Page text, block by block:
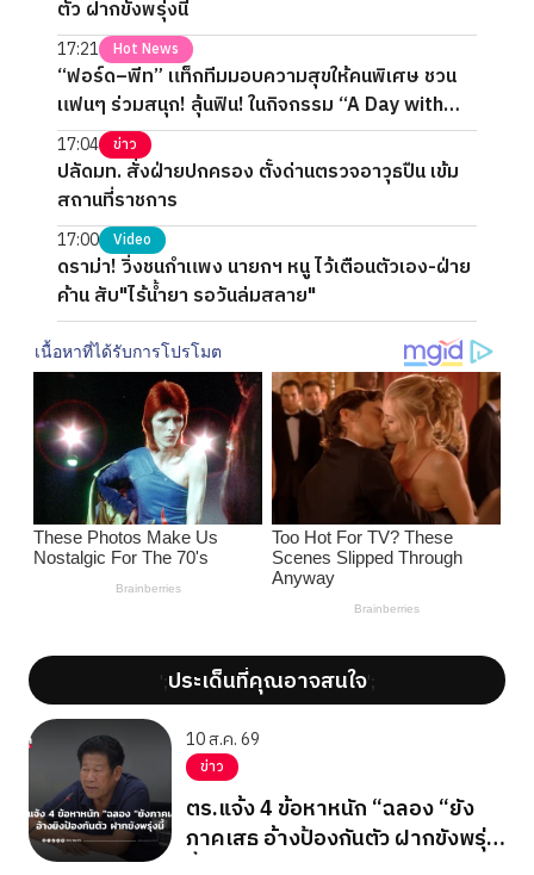
ตัว ฝากขังพรุ่งนี้
17:21 Hot News
“ฟอร์ด–พีท” แท็กทีมมอบความสุขให้คนพิเศษ ชวน
แฟนๆ ร่วมสนุก! ลุ้นฟิน! ในกิจกรรม “A Day with
FORTPEAT Exclusive Fan Meet”
17:04 ข่าว
ปลัดมท. สั่งฝ่ายปกครอง ตั้งด่านตรวจอาวุธปืน เข้ม
สถานที่ราชการ
17:00 Video
ดราม่า! วิ่งชนกำแพง นายกฯ หนู ไว้เตือนตัวเอง-ฝ่าย
ค้าน สับ"ไร้น้ำยา รอวันล่มสลาย"
';ประเด็นที่คุณอาจสนใจ';
10 ส.ค. 69
ข่าว
ตร.แจ้ง 4 ข้อหาหนัก “ฉลอง “ยัง
ภาคเสธ อ้างป้องกันตัว ฝากขังพรุ่ง